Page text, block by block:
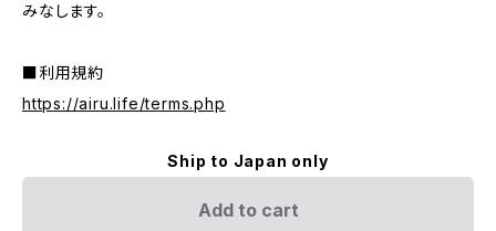
みなします。
■利用規約
https://airu.life/terms.php
Ship to Japan only
Add to cart